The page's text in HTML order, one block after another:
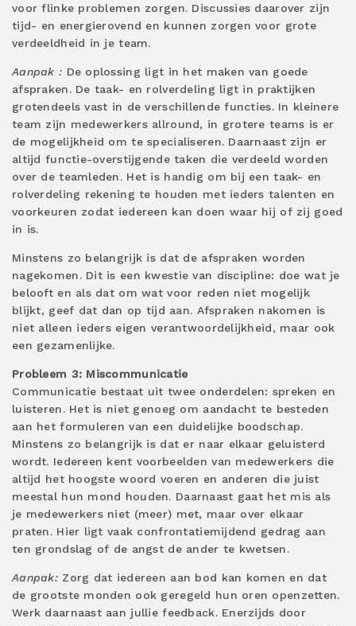
voor flinke problemen zorgen. Discussies daarover zijn
tijd- en energierovend en kunnen zorgen voor grote
verdeeldheid in je team.
Aanpak : De oplossing ligt in het maken van goede
afspraken. De taak- en rolverdeling ligt in praktijken
grotendeels vast in de verschillende functies. In kleinere
team zijn medewerkers allround, in grotere teams is er
de mogelijkheid om te specialiseren. Daarnaast zijn er
altijd functie-overstijgende taken die verdeeld worden
over de teamleden. Het is handig om bij een taak- en
rolverdeling rekening te houden met ieders talenten en
voorkeuren zodat iedereen kan doen waar hij of zij goed
in is.
Minstens zo belangrijk is dat de afspraken worden
nagekomen. Dit is een kwestie van discipline: doe wat je
belooft en als dat om wat voor reden niet mogelijk
blijkt, geef dat dan op tijd aan. Afspraken nakomen is
niet alleen ieders eigen verantwoordelijkheid, maar ook
een gezamenlijke.
Probleem 3: Miscommunicatie
Communicatie bestaat uit twee onderdelen: spreken en
luisteren. Het is niet genoeg om aandacht te besteden
aan het formuleren van een duidelijke boodschap.
Minstens zo belangrijk is dat er naar elkaar geluisterd
wordt. Iedereen kent voorbeelden van medewerkers die
altijd het hoogste woord voeren en anderen die juist
meestal hun mond houden. Daarnaast gaat het mis als
je medewerkers niet (meer) met, maar over elkaar
praten. Hier ligt vaak confrontatiemijdend gedrag aan
ten grondslag of de angst de ander te kwetsen.
Aanpak: Zorg dat iedereen aan bod kan komen en dat
de grootste monden ook geregeld hun oren openzetten.
Werk daarnaast aan jullie feedback. Enerzijds door